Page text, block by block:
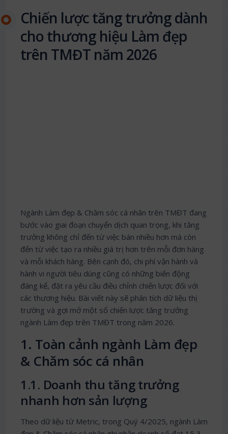
Chiến lược tăng trưởng dành
cho thương hiệu Làm đẹp
trên TMĐT năm 2026
Ngành Làm đẹp & Chăm sóc cá nhân trên TMĐT đang
bước vào giai đoạn chuyển dịch quan trọng, khi tăng
trưởng không chỉ đến từ việc bán nhiều hơn mà còn
đến từ việc tạo ra nhiều giá trị hơn trên mỗi đơn hàng
và mỗi khách hàng. Bên cạnh đó, chi phí vận hành và
hành vi người tiêu dùng cũng có những biến động
đáng kể, đặt ra yêu cầu điều chỉnh chiến lược đối với
các thương hiệu. Bài viết này sẽ phân tích dữ liệu thị
trường và gợi mở một số chiến lược tăng trưởng
ngành Làm đẹp trên TMĐT trong năm 2026.
1. Toàn cảnh ngành Làm đẹp
& Chăm sóc cá nhân
1.1. Doanh thu tăng trưởng
nhanh hơn sản lượng
Theo dữ liệu từ Metric, trong Quý 4/2025, ngành Làm